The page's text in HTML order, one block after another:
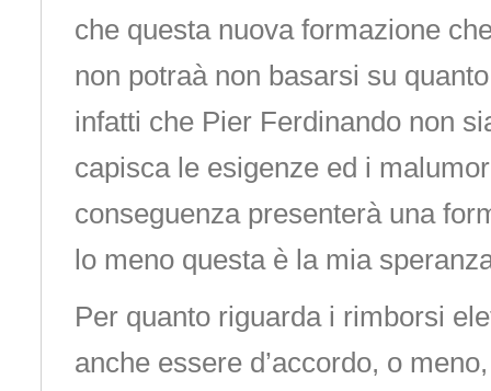
che questa nuova formazione
non potraà non basarsi su
infatti che Pier Ferdinando non
capisca le esigenze ed i
conseguenza presenterà una
lo meno questa è la mia
Per quanto riguarda i rimborsi
anche essere d’accordo, o